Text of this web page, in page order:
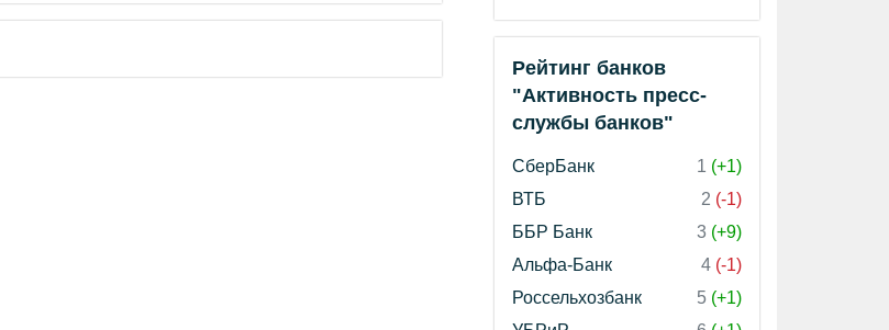
Рейтинг банков
"Активность пресс-
службы банков"
СберБанк 1 (+1)
ВТБ
2 (-1)
ББР Банк
3 (+9)
Альфа-Банк
4 (-1)
Россельхозбанк
5 (+1)